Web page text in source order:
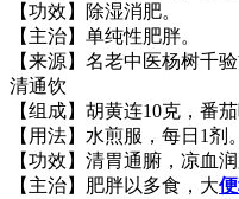
【功效】除湿消肥。
【主治】单纯性肥胖。
【来源】名老中医杨树千验
清通饮
【组成】胡黄连10克，番
【用法】水煎服，每日1剂。
【功效】清胃通腑，凉血润
【主治】肥胖以多食，大